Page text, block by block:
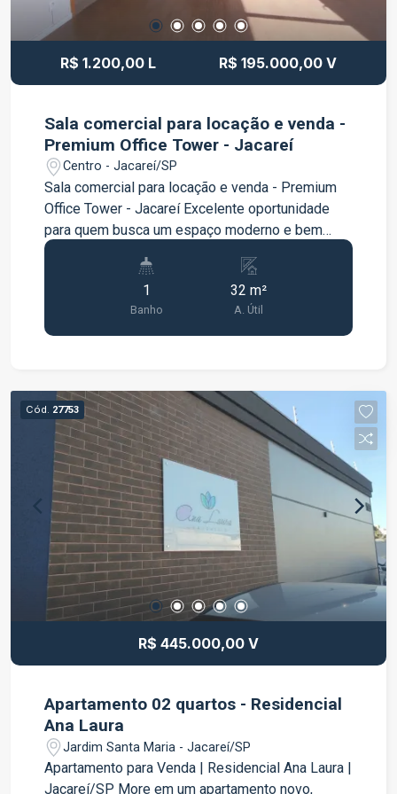
oportunidade. Entre em contato para mais
informações e agende uma visita!
R$ 1.200,00 L R$ 195.000,00 V
Sala comercial para locação e venda -
Premium Office Tower - Jacareí
Centro - Jacareí/SP
Sala comercial para locação e venda - Premium
Office Tower - Jacareí Excelente oportunidade
para quem busca um espaço moderno e bem
localizado para instalar sua empresa ou investir.
A sala comercial está situada no Premium Office
Tower, um empreendimento com estrutura
voltada para o ambiente corporativo, oferecendo
praticidade, conforto e uma excelente
funcional Ideal para escritórios, consultórios,
prestadores de serviços e diversos segmentos
profissionais Diferenciais: Localização
estratégica Edifício comercial moderno Fácil
acesso às principais vias da cidade Próximo a
comércios, bancos, restaurantes e diversos
serviços Uma excelente oportunidade tanto para
locação quanto para venda, ideal para quem
deseja investir ou estabelecer seu negócio em
um endereço de destaque. Entre em contato para
mais informações e agende uma visita.
1
Banho
32 m²
A. Útil
Cód. 27753
R$ 445.000,00 V
Apartamento 02 quartos - Residencial
Ana Laura
Jardim Santa Maria - Jacareí/SP
Apartamento para Venda | Residencial Ana Laura |
Jacareí/SP More em um apartamento novo,